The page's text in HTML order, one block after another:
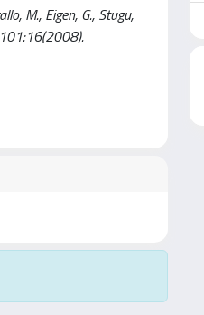
M., Eigen, G., Stugu,
101:16(2008).